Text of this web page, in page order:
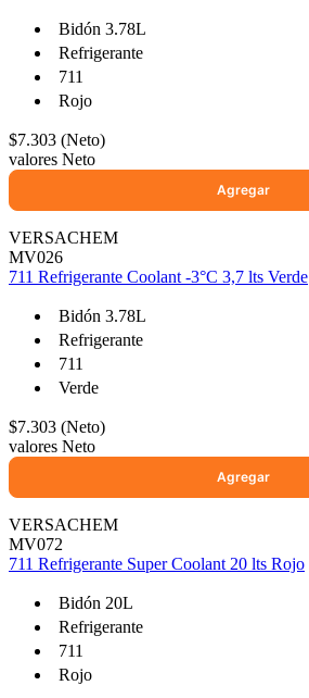
Ayuda
Sobre nosotros
Talleres
Seguimiento de pedidos
¿Quieres trabajar en Antumalal?
Contacto
Reclamos
Regístrate como Mayorista
Bidón 3.78L
Refrigerante
711
Rojo
$7.303 (Neto)
valores Neto
VERSACHEM
MV026
711 Refrigerante Coolant -3°C 3,7 lts Verde
Bidón 3.78L
Refrigerante
711
Verde
$7.303 (Neto)
valores Neto
VERSACHEM
MV072
711 Refrigerante Super Coolant 20 lts Rojo
Bidón 20L
Refrigerante
711
Rojo